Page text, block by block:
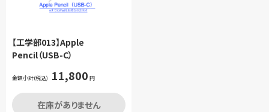
【工学部013】Apple
Pencil（USB-C）
金額小計(税込) 11,800 円
在庫がありません